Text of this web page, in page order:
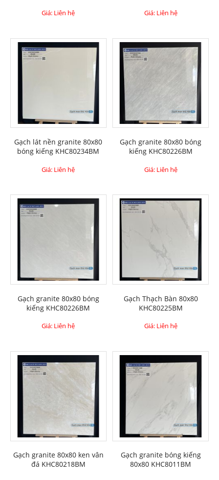
Giá: Liên hệ Giá: Liên hệ
Gạch lát nền granite 80x80
bóng kiếng KHC80234BM
Giá: Liên hệ
Gạch granite 80x80 bóng
kiếng KHC80226BM
Giá: Liên hệ
Gạch granite 80x80 bóng
kiếng KHC80226BM
Giá: Liên hệ
Gạch Thạch Bàn 80x80
KHC80225BM
Giá: Liên hệ
Gạch granite 80x80 ken vân
đá KHC80218BM
Gạch granite bóng kiếng
80x80 KHC8011BM